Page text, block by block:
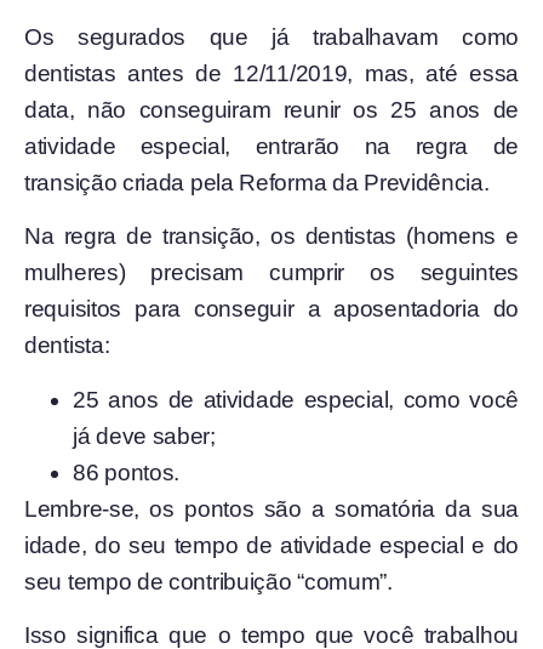
Os segurados que já trabalhavam como
dentistas antes de 12/11/2019, mas, até essa
data, não conseguiram reunir os 25 anos de
atividade especial, entrarão na regra de
transição criada pela Reforma da Previdência.
Na regra de transição, os dentistas (homens e
mulheres) precisam cumprir os seguintes
requisitos para conseguir a aposentadoria do
dentista:
25 anos de atividade especial, como você
já deve saber;
86 pontos.
Lembre-se, os pontos são a somatória da sua
idade, do seu tempo de atividade especial e do
seu tempo de contribuição “comum”.
Isso significa que o tempo que você trabalhou